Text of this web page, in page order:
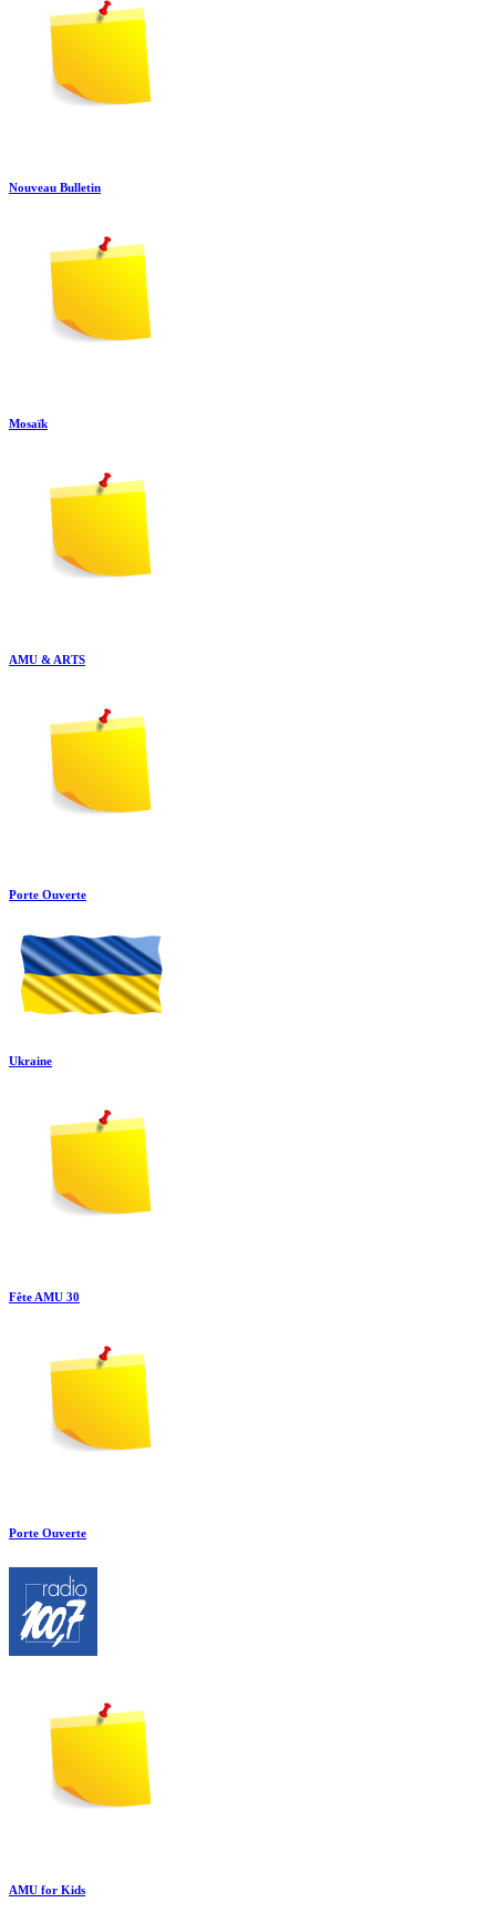
Nouveau Bulletin
Mosaïk
AMU & ARTS
Porte Ouverte
Ukraine
Fête AMU 30
Porte Ouverte
AMU for Kids